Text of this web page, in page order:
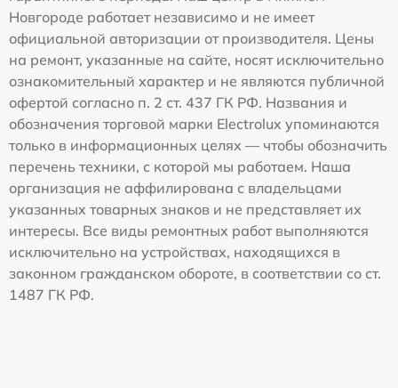
Новгороде работает независимо и не имеет
официальной авторизации от производителя. Цены
на ремонт, указанные на сайте, носят исключительно
ознакомительный характер и не являются публичной
офертой согласно п. 2 ст. 437 ГК РФ. Названия и
обозначения торговой марки Electrolux упоминаются
только в информационных целях — чтобы обозначить
перечень техники, с которой мы работаем. Наша
организация не аффилирована с владельцами
указанных товарных знаков и не представляет их
интересы. Все виды ремонтных работ выполняются
исключительно на устройствах, находящихся в
законном гражданском обороте, в соответствии со ст.
1487 ГК РФ.